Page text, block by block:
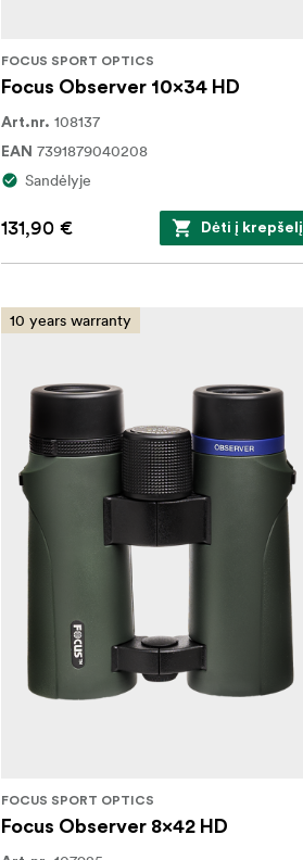
FOCUS SPORT OPTICS
Focus Observer 10x34 HD
Art.nr. 108137
EAN 7391879040208
Sandėlyje
131,90 € Dėti į krepšelį
10 years warranty
FOCUS SPORT OPTICS
Focus Observer 8x42 HD